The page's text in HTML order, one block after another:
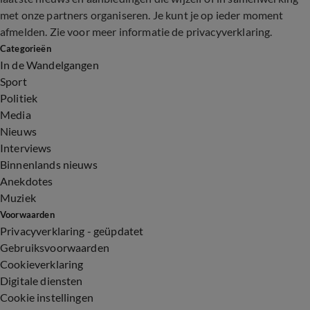
met onze partners organiseren. Je kunt je op ieder moment
afmelden. Zie voor meer informatie de privacyverklaring.
Categorieën
In de Wandelgangen
Sport
Politiek
Media
Nieuws
Interviews
Binnenlands nieuws
Anekdotes
Muziek
Voorwaarden
Privacyverklaring - geüpdatet
Gebruiksvoorwaarden
Cookieverklaring
Digitale diensten
Cookie instellingen